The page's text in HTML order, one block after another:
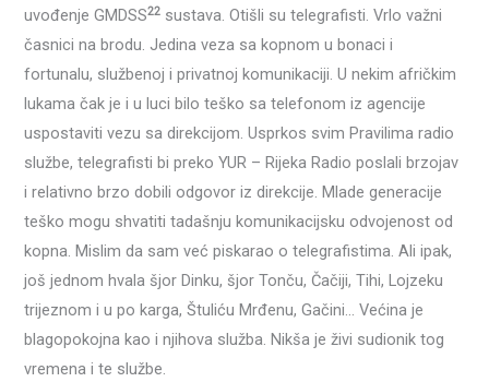
uvođenje GMDSS22 sustava. Otišli su telegrafisti. Vrlo važni
časnici na brodu. Jedina veza sa kopnom u bonaci i
fortunalu, službenoj i privatnoj komunikaciji. U nekim afričkim
lukama čak je i u luci bilo teško sa telefonom iz agencije
uspostaviti vezu sa direkcijom. Usprkos svim Pravilima radio
službe, telegrafisti bi preko YUR – Rijeka Radio poslali brzojav
i relativno brzo dobili odgovor iz direkcije. Mlade generacije
teško mogu shvatiti tadašnju komunikacijsku odvojenost od
kopna. Mislim da sam već piskarao o telegrafistima. Ali ipak,
još jednom hvala šjor Dinku, šjor Tonču, Čačiji, Tihi, Lojzeku
trijeznom i u po karga, Štuliću Mrđenu, Gačini… Većina je
blagopokojna kao i njihova služba. Nikša je živi sudionik tog
vremena i te službe.